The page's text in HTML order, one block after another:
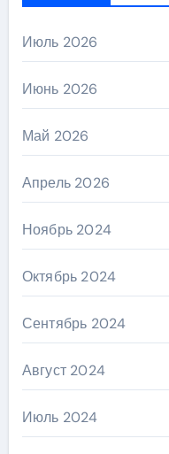
Июль 2026
Июнь 2026
Май 2026
Апрель 2026
Ноябрь 2024
Октябрь 2024
Сентябрь 2024
Август 2024
Июль 2024